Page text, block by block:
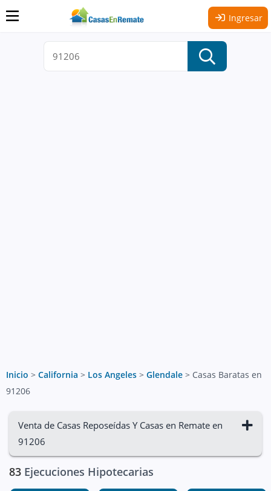
Ingresar
Inicio > California > Los Angeles > Glendale > Casas Baratas en
91206
Venta de Casas Reposeídas Y Casas en Remate en
91206
83 Ejecuciones Hipotecarias